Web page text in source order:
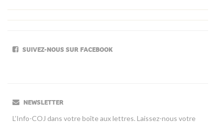
SUIVEZ-NOUS SUR FACEBOOK
NEWSLETTER
L’Info-COJ dans votre boîte aux lettres. Laissez-nous votre